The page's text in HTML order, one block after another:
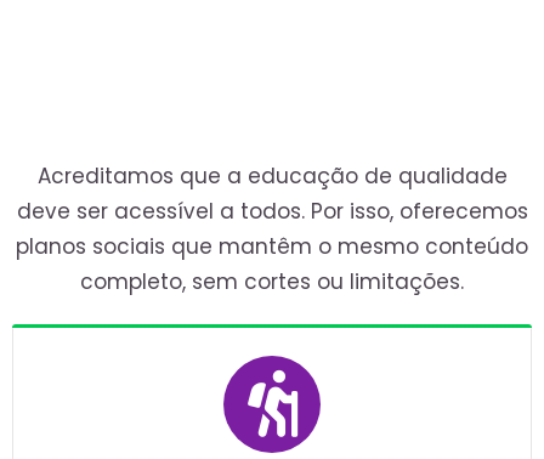
Acreditamos que a educação de qualidade
deve ser acessível a todos. Por isso, oferecemos
planos sociais que mantêm o mesmo conteúdo
completo, sem cortes ou limitações.